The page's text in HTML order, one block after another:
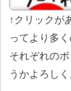
↑クリックが
ってより多
それぞれの
うかよろしく